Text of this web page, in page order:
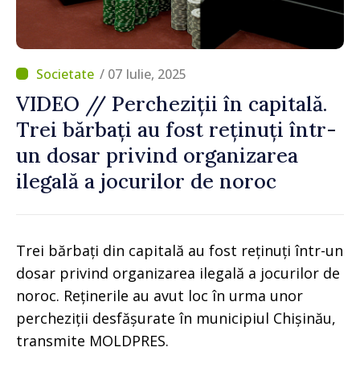
/ 07 Iulie, 2025
VIDEO // Percheziții în capitală.
Trei bărbați au fost reținuți într-
un dosar privind organizarea
ilegală a jocurilor de noroc
Trei bărbați din capitală au fost reținuți într-un
dosar privind organizarea ilegală a jocurilor de
noroc. Reținerile au avut loc în urma unor
percheziții desfășurate în municipiul Chișinău,
transmite MOLDPRES.